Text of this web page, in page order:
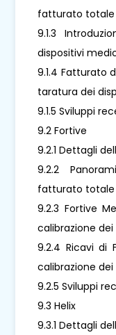
fatturato totale
9.1.3
dispositivi
9.1.4 Fatturato
taratura dei
9.1.5 Sviluppi
9.2 Fortive
9.2.1 Dettagli
9.2.2
fatturato totale
9.2.3 Fortive
calibrazione dei
9.2.4 Ricavi di
calibrazione
9.2.5 Sviluppi
9.3 Helix
9.3.1 Dettagli